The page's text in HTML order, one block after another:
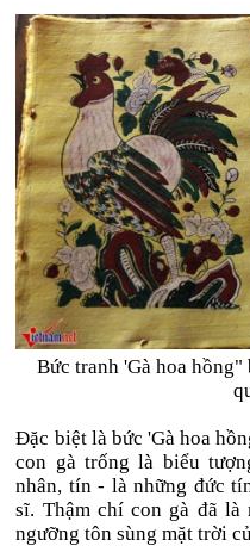
Bức tranh 'Gà hoa
Đặc biệt là bức 'Gà hoa
con gà trống là biểu
nhân, tín - là những đức
sĩ. Thậm chí con gà đã
ngưỡng tôn sùng mặt trời